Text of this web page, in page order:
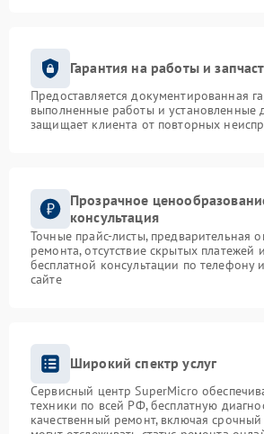
Гарантия на работы и
Предоставляется документированная
выполненные работы и установленные
защищает клиента от повторных
Прозрачное
консультация
Точные прайс-листы, предварительная
ремонта, отсутствие скрытых платежей
бесплатной консультации по телефону
сайте
Широкий спектр услуг
Сервисный центр SuperMicro
техники по всей РФ, бесплатную
качественный ремонт, включая